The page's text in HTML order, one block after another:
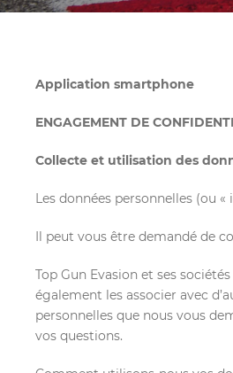
Application smartphone
ENGAGEMENT DE
Collecte et utilisation des
Les données personnelles (ou
Il peut vous être demandé de
Top Gun Evasion et ses
également les associer avec
personnelles que nous vous
vos questions.